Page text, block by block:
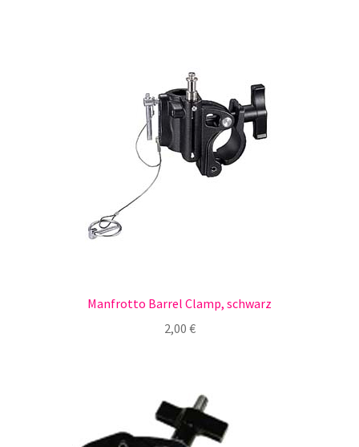
Manfrotto Barrel Clamp, schwarz
2,00 €